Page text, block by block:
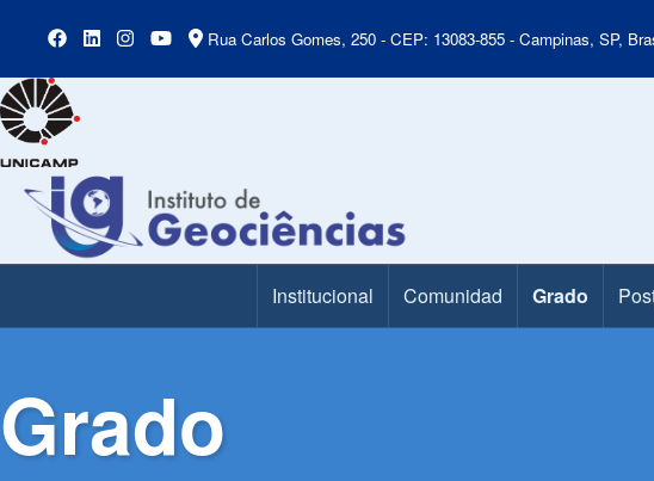
Rua Carlos Gomes, 250 - CEP: 13083-855 - Campinas, SP,
Main Menu Institucional Comunidad Grado
Grado